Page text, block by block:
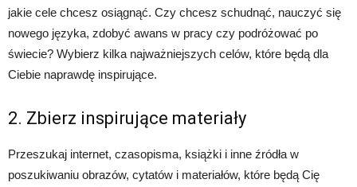
jakie cele chcesz osiągnąć. Czy chcesz schudnąć, nauczyć się
nowego języka, zdobyć awans w pracy czy podróżować po
świecie? Wybierz kilka najważniejszych celów, które będą dla
Ciebie naprawdę inspirujące.
2. Zbierz inspirujące materiały
Przeszukaj internet, czasopisma, książki i inne źródła w
poszukiwaniu obrazów, cytatów i materiałów, które będą Cię